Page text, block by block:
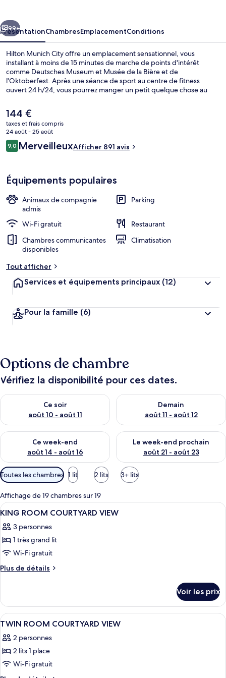
Suivant
99+
PrésentationChambresEmplacementConditions
Hilton Munich City offre un emplacement sensationnel, vous
installant à moins de 15 minutes de marche de points d'intérêt
comme Deutsches Museum et Musée de la Bière et de
l'Oktoberfest. Après une séance de sport au centre de fitness
ouvert 24 h/24, vous pourrez manger un petit quelque chose au
hôtel de luxe se trouve à moins de 5 minutes en voiture de
Marienplatz et de Hofbräuhaus. Les autres voyageurs adorent le
personnel attentionné. Quelques minutes de marche seulement
séparent l'hébergement des transports publics : Station S-Bahn
Rosenheimer Platz est accessible en quelques foulées et Station de
tramway Am Gasteig se situe à 6 min à pied.
Le
prix
actuel
est
de
144 €
taxes et frais compris
24 août - 25 août
Avis
voyageurs
9,09,0 sur 10
MerveilleuxAfficher 891 avis
Équipements populaires
Animaux de compagnie
admis
Parking
Wi-Fi gratuit
Restaurant
Chambres communicantes
disponibles
Climatisation
Tout afficher
Services et équipements principaux (12)
Pour la famille (6)
Options de chambre
Vérifiez la disponibilité pour ces dates.
Ce soir
août 10 - août 11
Vérifier la disponibilité pour ce soir août 10 - août 11
Demain
août 11 - août 12
Vérifier la disponibilité pour
Ce week-end
août 14 - août 16
Vérifier la disponibilité pour ce week-end août 14 - août 16
Le week-end prochain
août 21 - août 23
Vérifier la disponibilité pour
Filtres
disponibles
pour
les
chambres
Toutes les chambres 1 lit 2 lits 3+ lits
Affichage de 19 chambres sur 19
Afficher
toutes
les
photos
pour
ce
chambre :
KING
ROOM
COURTYARD
VIEW
Une chambre d’hôtel avec un
9
KING ROOM COURTYARD VIEW
3 personnes
1 très grand lit
Wi-Fi gratuit
Plus de détails
Plus
le
type
de
KING
ROOM
VIEW
Voir les prix
Afficher
toutes
les
photos
pour
Une chambre d’hôtel avec deux lits,
8
TWIN ROOM COURTYARD VIEW
2 personnes
2 lits 1 place
Wi-Fi gratuit